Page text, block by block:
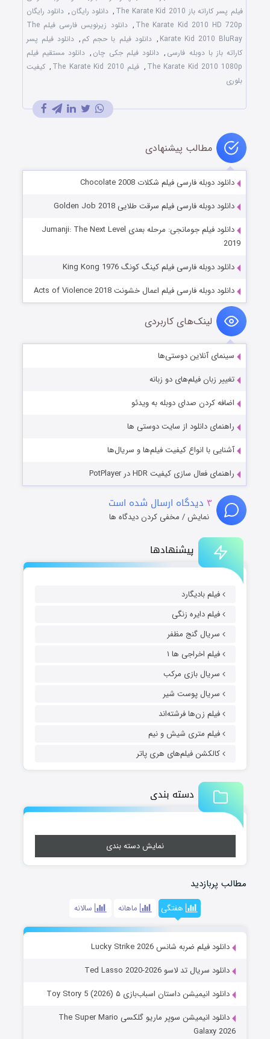
پیشنهادها
فیلم بادیگارد
فیلم دایره زنگی
سریال گنج مظفر
فیلم اخراجی ها ۱
سریال بازی مرکب
سریال پوست شیر
فیلم زن‌ها فرشته‌اند
فیلم متری شیش و نیم
کالکشن فیلم‌های هری پاتر
دسته بندی
نمایش دسته بندی
مطالب پربازدید
هفتگی ماهانه سالانه
دانلود فیلم ضربه شانس Lucky Strike 2026
دانلود سریال تد لاسو Ted Lasso 2020-2026
دانلود انیمیشن داستان اسباب‌بازی ۵ Toy Story 5 (2026)
دانلود انیمیشن سوپر ماریو گلکسی The Super Mario
Galaxy 2026
فیلم پسر کاراته باز The Karate Kid 2010
, دانلود رایگان , دانلود رایگان
The Karate Kid 2010 HD 720p
,
دانلود زیرنویس فارسی فیلم The
Karate Kid 2010 BluRay
, دانلود فیلم با حجم کم , دانلود فیلم پسر
کاراته باز با دوبله فارسی , دانلود فیلم جکی چان , دانلود مستقیم فیلم
The Karate Kid 2010 1080p
, فیلم The Karate Kid 2010 , کیفیت
بلوری
مطالب پیشنهادی
دانلود دوبله فارسی فیلم شکلات Chocolate 2008
دانلود دوبله فارسی فیلم سرقت طلایی Golden Job 2018
دانلود فیلم جومانجی: مرحله بعدی Jumanji: The Next Level
2019
دانلود دوبله فارسی فیلم کینگ کونگ King Kong 1976
دانلود دوبله فارسی فیلم اعمال خشونت Acts of Violence 2018
لینک‌های کاربردی
سینمای آنلاین دوستی‌ها
تغییر زبان فیلم‌های دو زبانه
اضافه کردن صدای دوبله به ویدئو
راهنمای دانلود از سایت دوستی ها
آشنایی با انواع کیفیت فیلم‌ها و سریال‌ها
راهنمای فعال سازی کیفیت HDR در PotPlayer
۳ دیدگاه ارسال شده است
نمایش / مخفی کردن دیدگاه ها